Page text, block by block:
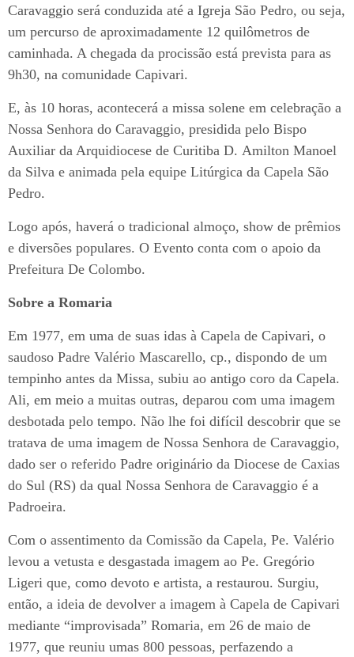
Caravaggio será conduzida até a Igreja São Pedro, ou seja,
um percurso de aproximadamente 12 quilômetros de
caminhada. A chegada da procissão está prevista para as
9h30, na comunidade Capivari.
E, às 10 horas, acontecerá a missa solene em celebração a
Nossa Senhora do Caravaggio, presidida pelo Bispo
Auxiliar da Arquidiocese de Curitiba D. Amilton Manoel
da Silva e animada pela equipe Litúrgica da Capela São
Pedro.
Logo após, haverá o tradicional almoço, show de prêmios
e diversões populares. O Evento conta com o apoio da
Prefeitura De Colombo.
Sobre a Romaria
Em 1977, em uma de suas idas à Capela de Capivari, o
saudoso Padre Valério Mascarello, cp., dispondo de um
tempinho antes da Missa, subiu ao antigo coro da Capela.
Ali, em meio a muitas outras, deparou com uma imagem
desbotada pelo tempo. Não lhe foi difícil descobrir que se
tratava de uma imagem de Nossa Senhora de Caravaggio,
dado ser o referido Padre originário da Diocese de Caxias
do Sul (RS) da qual Nossa Senhora de Caravaggio é a
Padroeira.
Com o assentimento da Comissão da Capela, Pe. Valério
levou a vetusta e desgastada imagem ao Pe. Gregório
Ligeri que, como devoto e artista, a restaurou. Surgiu,
então, a ideia de devolver a imagem à Capela de Capivari
mediante “improvisada” Romaria, em 26 de maio de
1977, que reuniu umas 800 pessoas, perfazendo a